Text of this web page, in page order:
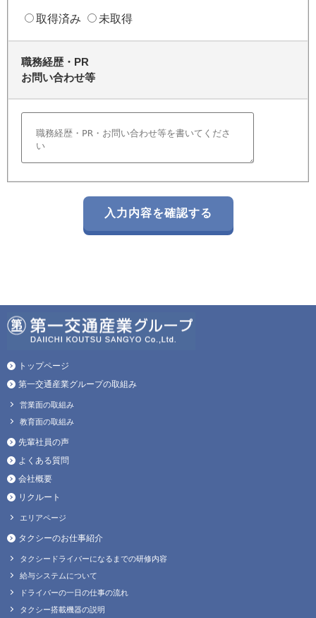
取得済み 未取得
職務経歴・PR
お問い合わせ等
トップページ
第一交通産業グループの取組み
営業面の取組み
教育面の取組み
先輩社員の声
よくある質問
会社概要
リクルート
エリアページ
タクシーのお仕事紹介
タクシードライバーになるまでの研修内容
給与システムについて
ドライバーの一日の仕事の流れ
タクシー搭載機器の説明